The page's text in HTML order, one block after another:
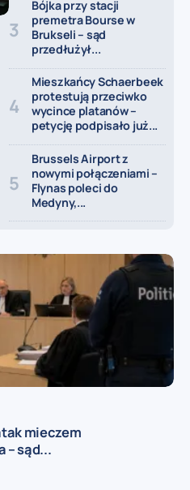
Bójka przy stacji
premetra Bourse w
Brukseli – sąd
przedłużył...
Mieszkańcy Schaerbeek
protestują przeciwko
wycince platanów –
petycję podpisało już...
Brussels Airport z
nowymi połączeniami –
Flynas poleci do
Medyny,...
mieczem
– sąd...